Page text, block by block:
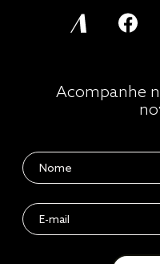
Acompanhe